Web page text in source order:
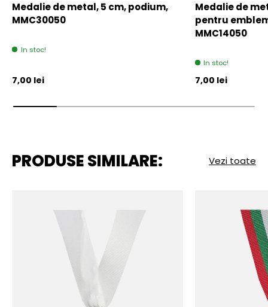
Medalie de metal, 5 cm, podium,
MMC30050
In stoc!
Pret initial
7,00 lei
Medalie de
pentru
MMC14050
In stoc!
Pret initial
7,00 lei
PRODUSE SIMILARE: Vezi toate